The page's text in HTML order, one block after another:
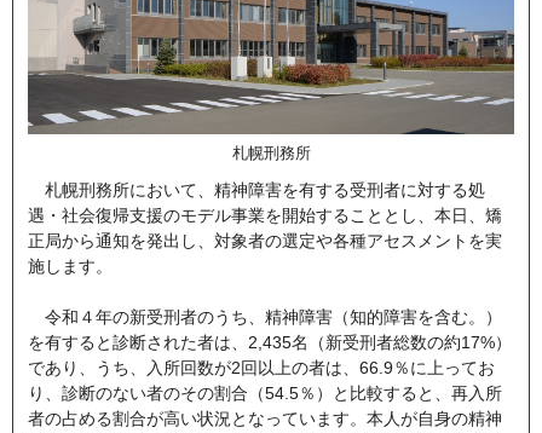
札幌刑務所
札幌刑務所において、精神障害を有する受刑者に対する処
遇・社会復帰支援のモデル事業を開始することとし、本日、矯
正局から通知を発出し、対象者の選定や各種アセスメントを実
施します。
令和４年の新受刑者のうち、精神障害（知的障害を含む。）
を有すると診断された者は、2,435名（新受刑者総数の約17%）
であり、うち、入所回数が2回以上の者は、66.9％に上ってお
り、診断のない者のその割合（54.5％）と比較すると、再入所
者の占める割合が高い状況となっています。本人が自身の精神